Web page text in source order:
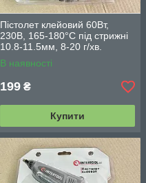
Пістолет клейовий 60Вт,
230В, 165-180°C під стрижні
10.8-11.5мм, 8-20 г/хв.
INTERTOOL RT-1103
В наявності
199 ₴
Купити